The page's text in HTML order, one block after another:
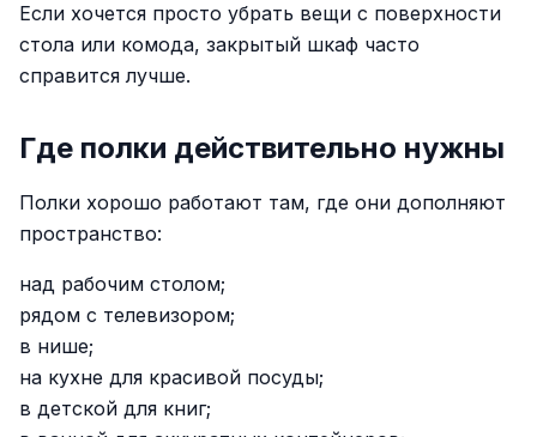
Если хочется просто убрать вещи с поверхности
стола или комода, закрытый шкаф часто
справится лучше.
Где полки действительно нужны
Полки хорошо работают там, где они дополняют
пространство:
над рабочим столом;
рядом с телевизором;
в нише;
на кухне для красивой посуды;
в детской для книг;